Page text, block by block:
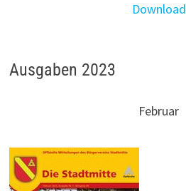
Download
Ausgaben 2023
Februar